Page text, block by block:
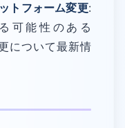
トフォーム変更:
可能性のある
について最新情